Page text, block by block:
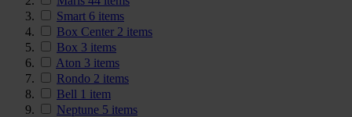
Smart 6 items
Box Center 2 items
Box 3 items
Aton 3 items
Rondo 2 items
Bell 1 item
Neptune 5 items